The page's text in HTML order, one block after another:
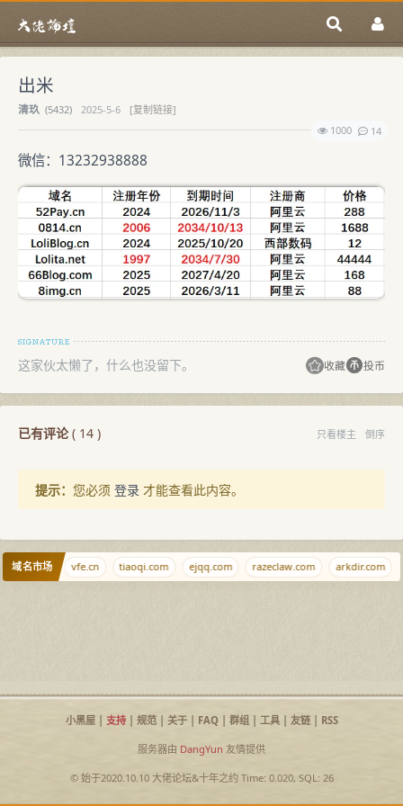
出米
清玖 (5432) 2025-5-6
[复制链接]
1000
14
微信：13232938888
这家伙太懒了，什么也没留下。 收藏 投币
已有评论( 14 ) 只看楼主 倒序
提示： 您必须 登录 才能查看此内容。
域名市场
nb.yun vfe.cn tiaoqi.com ejqq.com razeclaw.com arkdir.com
小黑屋| 支持| 规范| 关于| FAQ| 群组| 工具| 友链| RSS
服务器由 DangYun 友情提供
© 始于2020.10.10 大佬论坛&十年之约Time: 0.020, SQL: 26